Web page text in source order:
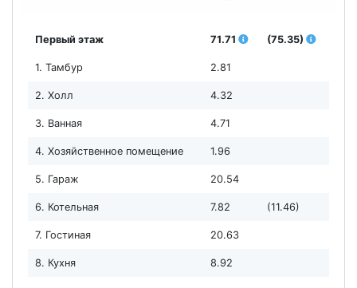
Первый этаж 71.71 (75.35)
1. Тамбур 2.81
2. Холл 4.32
3. Ванная 4.71
4. Хозяйственное помещение 1.96
5. Гараж 20.54
6. Котельная 7.82 (11.46)
7. Гостиная 20.63
8. Кухня 8.92